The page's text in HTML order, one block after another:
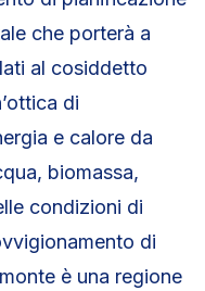
che porterà a
al cosiddetto
di
e calore da
biomassa,
condizioni di
di
è una regione